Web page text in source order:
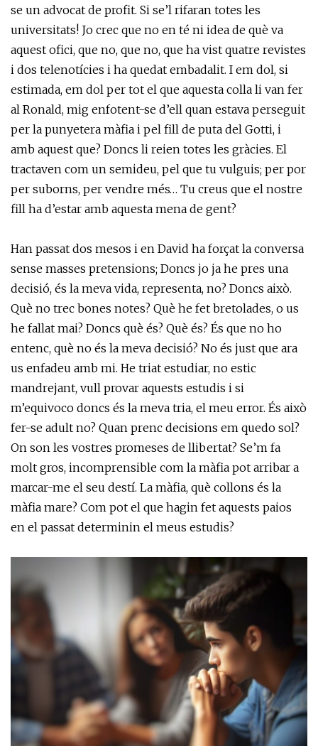
se un advocat de profit. Si se’l rifaran totes les
universitats! Jo crec que no en té ni idea de què va
aquest ofici, que no, que no, que ha vist quatre revistes
i dos telenotícies i ha quedat embadalit. I em dol, si
estimada, em dol per tot el que aquesta colla li van fer
al Ronald, mig enfotent-se d’ell quan estava perseguit
per la punyetera màfia i pel fill de puta del Gotti, i
amb aquest que? Doncs li reien totes les gràcies. El
tractaven com un semideu, pel que tu vulguis; per por
per suborns, per vendre més… Tu creus que el nostre
fill ha d’estar amb aquesta mena de gent?
Han passat dos mesos i en David ha forçat la conversa
sense masses pretensions; Doncs jo ja he pres una
decisió, és la meva vida, representa, no? Doncs això.
Què no trec bones notes? Què he fet bretolades, o us
he fallat mai? Doncs què és? Què és? És que no ho
entenc, què no és la meva decisió? No és just que ara
us enfadeu amb mi. He triat estudiar, no estic
mandrejant, vull provar aquests estudis i si
m’equivoco doncs és la meva tria, el meu error. És això
fer-se adult no? Quan prenc decisions em quedo sol?
On son les vostres promeses de llibertat? Se’m fa
molt gros, incomprensible com la màfia pot arribar a
marcar-me el seu destí. La màfia, què collons és la
màfia mare? Com pot el que hagin fet aquests paios
en el passat determinin el meus estudis?